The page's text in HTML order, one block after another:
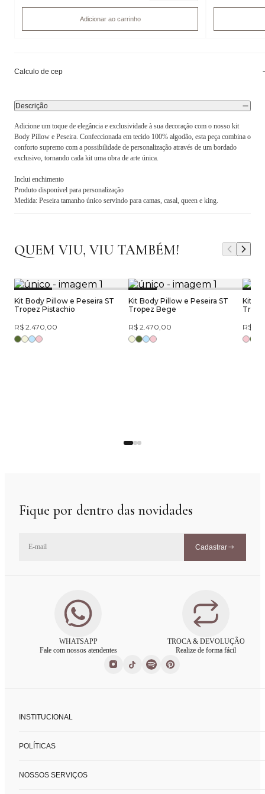
Adicionar ao carrinho
Calculo de cep
Descrição
Adicione um toque de elegância e exclusividade à sua decoração com o nosso kit
Body Pillow e Peseira. Confeccionada em tecido 100% algodão, esta peça combina o
conforto supremo com a possibilidade de personalização através de um bordado
exclusivo, tornando cada kit uma obra de arte única.
Inclui enchimento
Produto disponível para personalização
Medida: Peseira tamanho único servindo para camas, casal, queen e king.
QUEM VIU, VIU TAMBÉM!
Kit Body Pillow e Peseira ST
Tropez Pistachio
R$ 2.470,00
Kit Body Pillow e Peseira ST
Tropez Bege
R$ 2.470,00
Kit
R$
Fique por dentro das novidades
Cadastrar
WHATSAPP
Fale com nossos atendentes
TROCA & DEVOLUÇÃO
Realize de forma fácil
INSTITUCIONAL
Nossas lojas
POLÍTICAS
Trocas e devoluções
NOSSOS SERVIÇOS